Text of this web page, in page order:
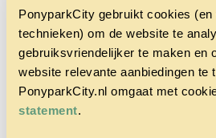
PonyparkCity gebruikt cookies (en
technieken) om de website te
gebruiksvriendelijker te maken en
website relevante aanbiedingen te
PonyparkCity.nl omgaat met
statement.